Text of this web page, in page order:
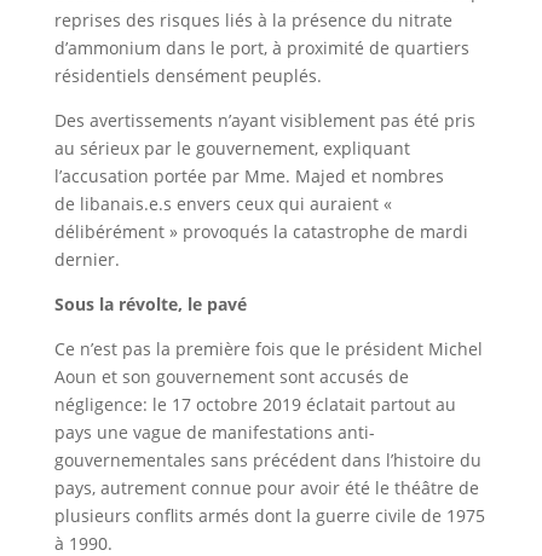
reprises des risques liés à la présence du nitrate
d’ammonium dans le port, à proximité de quartiers
résidentiels densément peuplés.
Des avertissements n’ayant visiblement pas été pris
au sérieux par le gouvernement, expliquant
l’accusation portée par Mme. Majed et nombres
de libanais.e.s envers ceux qui auraient «
délibérément » provoqués la catastrophe de mardi
dernier.
Sous la révolte, le pavé
Ce n’est pas la première fois que le président Michel
Aoun et son gouvernement sont accusés de
négligence: le 17 octobre 2019 éclatait partout au
pays une vague de manifestations anti-
gouvernementales sans précédent dans l’histoire du
pays, autrement connue pour avoir été le théâtre de
plusieurs conflits armés dont la guerre civile de 1975
à 1990.